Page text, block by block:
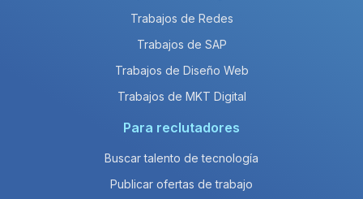
Trabajos de Redes
Trabajos de SAP
Trabajos de Diseño Web
Trabajos de MKT Digital
Para reclutadores
Buscar talento de tecnología
Publicar ofertas de trabajo